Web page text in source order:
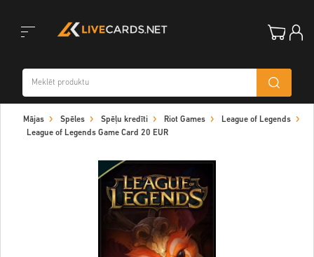
navigation
Mājas Spēles Spēļu kredīti Riot Games
League of Legends
League of Legends Game Card 20 EUR